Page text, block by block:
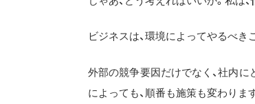
ビジネスは、環境によってやるべき
外部の競争要因だけでなく、社内に
によっても、順番も施策も変わります